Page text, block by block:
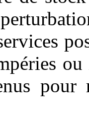
pour